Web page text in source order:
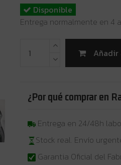
Disponible
Entrega normalmente en 4
¿Por qué comprar en
Entrega en 24/48h
Stock real. Envío
Garantia Oficial del